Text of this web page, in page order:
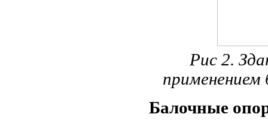
Рис 2.
применением
Балочные